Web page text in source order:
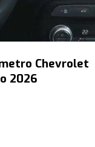
Chevrolet
2026